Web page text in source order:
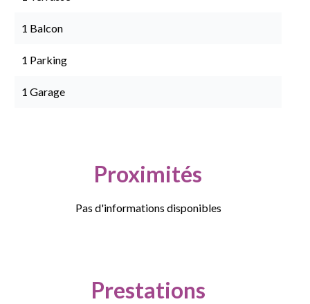
1 Balcon
1 Parking
1 Garage
Proximités
Pas d'informations disponibles
Prestations